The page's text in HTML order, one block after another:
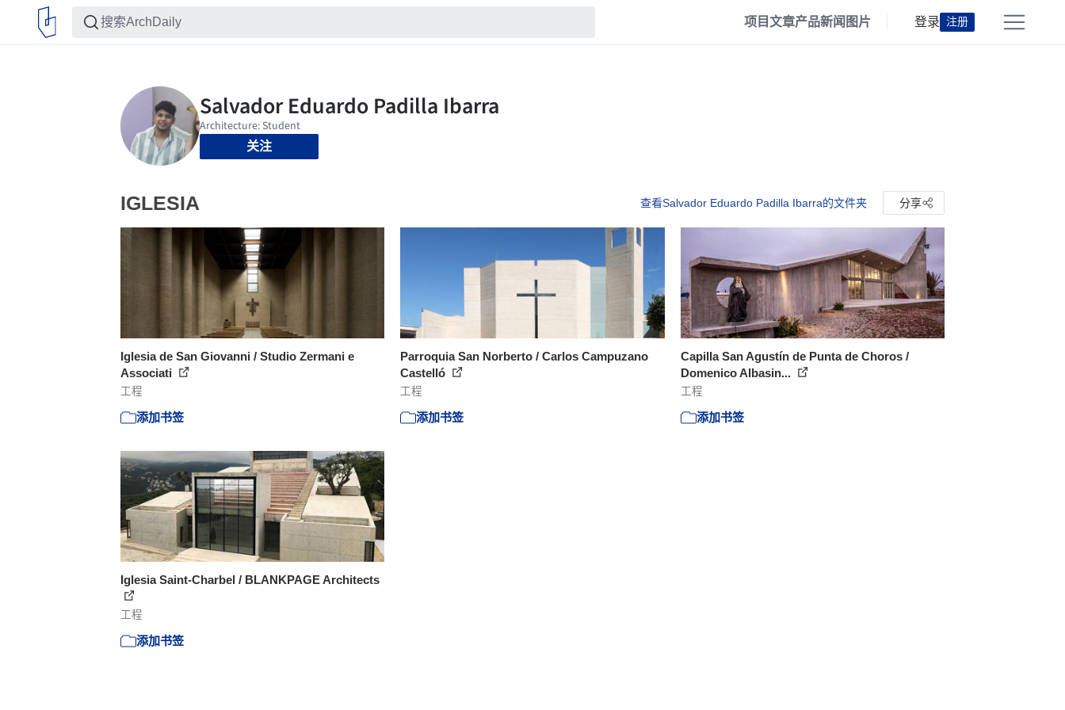
项目文章产品新闻 图片 登录 注册
关注
IGLESIA 查看Salvador Eduardo Padilla Ibarra的文件夹 分享
Iglesia de San Giovanni / Studio Zermani e
Associati
工程
添加书签
Parroquia San Norberto / Carlos Campuzano
Castelló
工程
添加书签
Capilla San Agustín de Punta de Choros /
Domenico Albasin...
工程
添加书签
Iglesia Saint-Charbel / BLANKPAGE Architects
工程
添加书签